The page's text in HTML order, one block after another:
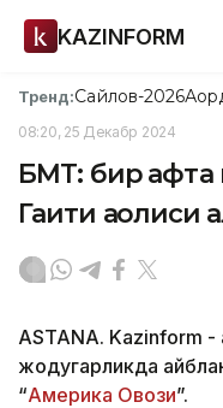
KAZINFORM
Тренд:Сайлов-2026
08:20, 25 Декабр 2024
БМТ: бир
Гаити аҳолиси
ASTANА. Kazinform -
жодугарликда
“Америка Овози”.